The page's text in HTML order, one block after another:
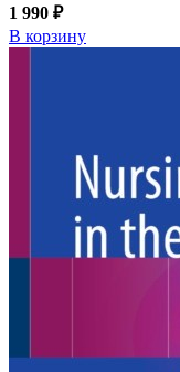
1 990 ₽
В корзину